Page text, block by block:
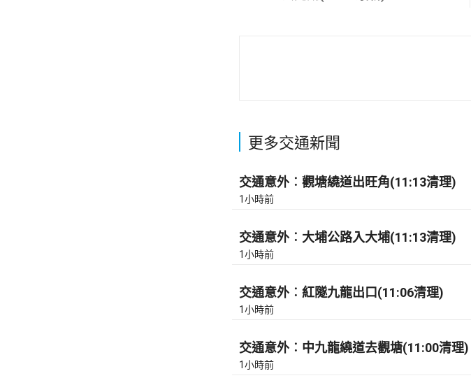
更多交通新聞
交通意外︰觀塘繞道出旺角(11:13清理)
1小時前
交通意外︰大埔公路入大埔(11:13清理)
1小時前
交通意外︰紅隧九龍出口(11:06清理)
1小時前
交通意外︰中九龍繞道去觀塘(11:00清理)
1小時前